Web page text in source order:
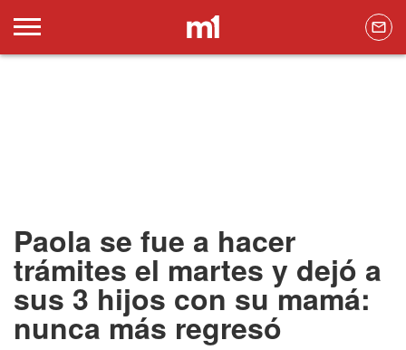
Paola se fue a hacer
trámites el martes y dejó a
sus 3 hijos con su mamá:
nunca más regresó